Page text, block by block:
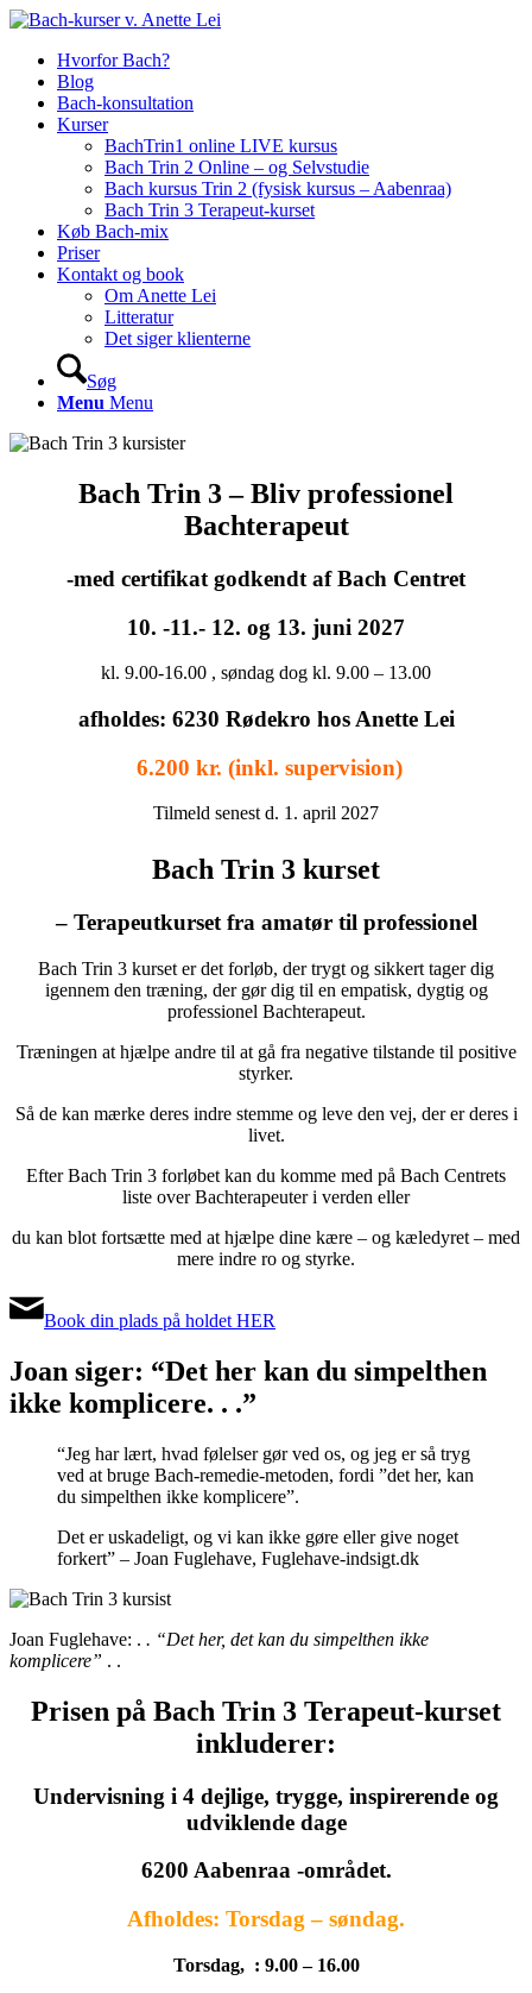
Hvorfor Bach?
Blog
Bach-konsultation
Kurser
BachTrin1 online LIVE kursus
Bach Trin 2 Online – og Selvstudie
Bach kursus Trin 2 (fysisk kursus – Aabenraa)
Bach Trin 3 Terapeut-kurset
Køb Bach-mix
Priser
Kontakt og book
Om Anette Lei
Litteratur
Det siger klienterne
Søg
Menu Menu
Bach Trin 3 – Bliv professionel
Bachterapeut
-med certifikat godkendt af Bach Centret
10. -11.- 12. og 13. juni 2027
kl. 9.00-16.00 , søndag dog kl. 9.00 – 13.00
afholdes: 6230 Rødekro hos Anette Lei
6.200 kr. (inkl. supervision)
Tilmeld senest d. 1. april 2027
Bach Trin 3 kurset
– Terapeutkurset fra amatør til professionel
Bach Trin 3 kurset er det forløb, der trygt og sikkert tager dig
igennem den træning, der gør dig til en empatisk, dygtig og
professionel Bachterapeut.
Træningen at hjælpe andre til at gå fra negative tilstande til positive
styrker.
Så de kan mærke deres indre stemme og leve den vej, der er deres i
livet.
Efter Bach Trin 3 forløbet kan du komme med på Bach Centrets
liste over Bachterapeuter i verden eller
du kan blot fortsætte med at hjælpe dine kære – og kæledyret – med
mere indre ro og styrke.
Book din plads på holdet HER
Joan siger: “Det her kan du simpelthen
ikke komplicere. . .”
“Jeg har lært, hvad følelser gør ved os, og jeg er så tryg
ved at bruge Bach-remedie-metoden, fordi ”det her, kan
du simpelthen ikke komplicere”.
Det er uskadeligt, og vi kan ikke gøre eller give noget
forkert” – Joan Fuglehave, Fuglehave-indsigt.dk
Joan Fuglehave: . . “Det her, det kan du simpelthen ikke
komplicere” . .
Prisen på Bach Trin 3 Terapeut-kurset
inkluderer:
Undervisning i 4 dejlige, trygge, inspirerende og
udviklende dage
6200 Aabenraa -området.
Afholdes: Torsdag – søndag.
Torsdag, : 9.00 – 16.00